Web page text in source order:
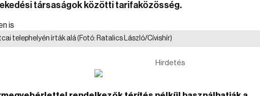
társaságok közötti tarifaközösség.
telephelyén írták alá(Fotó: Ratalics László/Cívishír)
Hirdetés